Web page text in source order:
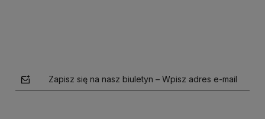
Zapisz się na nasz biuletyn – Wpisz adres e-mail